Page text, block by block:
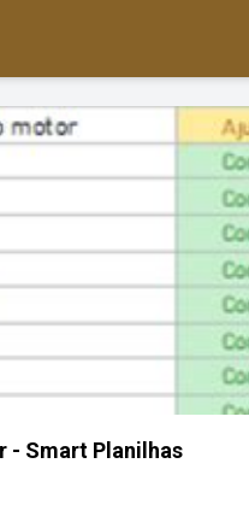
- Smart Planilhas